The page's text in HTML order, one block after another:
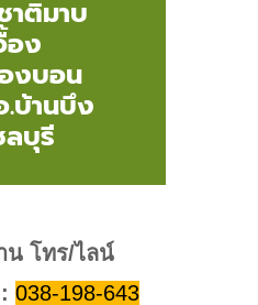
าติมาบ
อง
งบอน
.บ้านบึง
ลบุรี
น โทร/ไลน์
038-198-643